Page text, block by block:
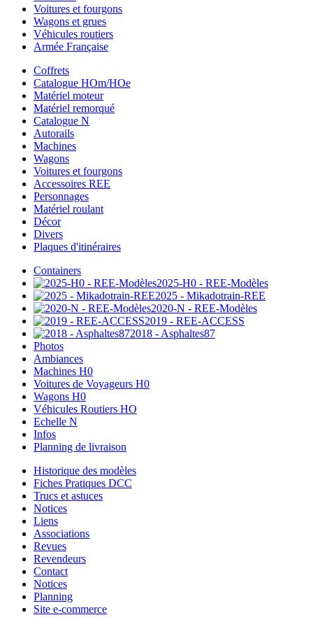
Voitures et fourgons
Wagons et grues
Véhicules routiers
Armée Française
Coffrets
Catalogue HOm/HOe
Matériel moteur
Matériel remorqué
Catalogue N
Autorails
Machines
Wagons
Voitures et fourgons
Accessoires REE
Personnages
Matériel roulant
Décor
Divers
Plaques d'itinéraires
Containers
2025-H0 - REE-Modèles
2025 - Mikadotrain-REE
2020-N - REE-Modèles
2019 - REE-ACCESS
2018 - Asphaltes87
Photos
Ambiances
Machines H0
Voitures de Voyageurs H0
Wagons H0
Véhicules Routiers HO
Echelle N
Infos
Planning de livraison
Historique des modèles
Fiches Pratiques DCC
Trucs et astuces
Notices
Liens
Associations
Revues
Revendeurs
Contact
Notices
Planning
Site e-commerce